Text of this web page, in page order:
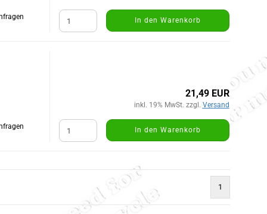
In den Warenkorb
21,49 EUR
inkl. 19% MwSt. zzgl. Versand
In den Warenkorb
1